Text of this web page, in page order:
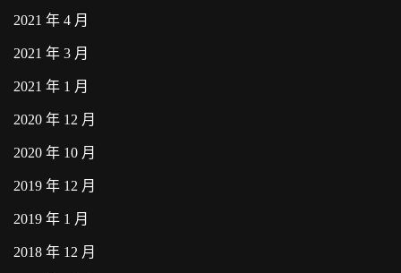
2021 年 4 月
2021 年 3 月
2021 年 1 月
2020 年 12 月
2020 年 10 月
2019 年 12 月
2019 年 1 月
2018 年 12 月